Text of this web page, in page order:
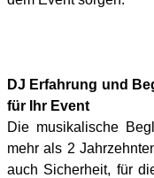
DJ Erfahrung und
für Ihr Event
Die musikalische
mehr als 2
auch Sicherheit, für